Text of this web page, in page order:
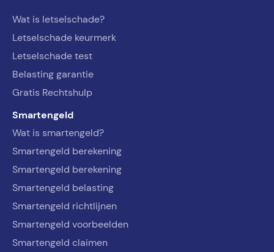
Wat is letselschade?
Letselschade keurmerk
Letselschade test
Belasting garantie
Gratis Rechtshulp
Smartengeld
Wat is smartengeld?
Smartengeld berekening
Smartengeld berekening
Smartengeld belasting
Smartengeld richtlijnen
Smartengeld voorbeelden
Smartengeld claimen